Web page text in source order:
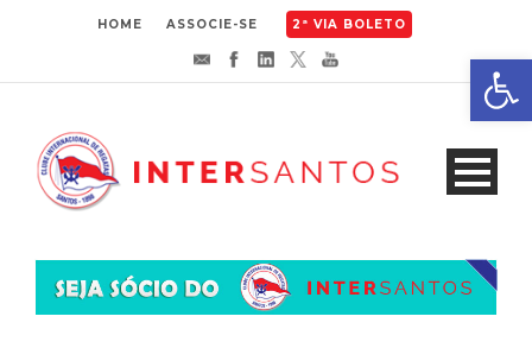
HOME ASSOCIE-SE 2ª VIA BOLETO
Abrir